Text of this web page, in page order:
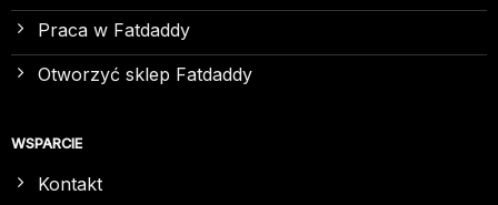
Praca w Fatdaddy
Otworzyć sklep Fatdaddy
WSPARCIE
Kontakt